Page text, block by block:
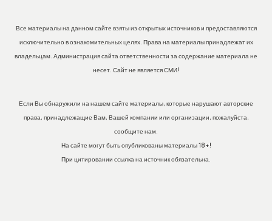
Все материалы на данном сайте взяты из открытых источников и предоставляются
исключительно в ознакомительных целях. Права на материалы принадлежат их
владельцам. Администрация сайта ответственности за содержание материала не
несет. Сайт не является СМИ!
Если Вы обнаружили на нашем сайте материалы, которые нарушают авторские
права, принадлежащие Вам, Вашей компании или организации, пожалуйста,
сообщите нам.
На сайте могут быть опубликованы материалы 18+!
При цитировании ссылка на источник обязательна.